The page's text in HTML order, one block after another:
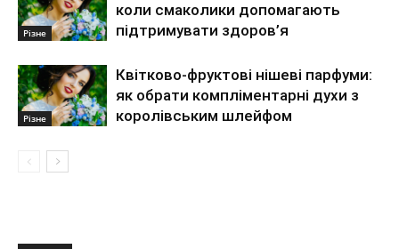
Різне
коли смаколики допомагають
підтримувати здоров’я
Різне
Квітково-фруктові нішеві парфуми:
як обрати компліментарні духи з
королівським шлейфом